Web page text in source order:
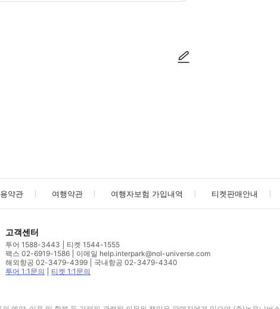
약관 여행약관 여행자보험 가입내역 티켓판매안내
고객센터
투어 1588-3443
티켓 1544-1555
팩스 02-6919-1586
이메일 help.interpark@nol-universe.com
해외항공 02-3479-4399
국내항공 02-3479-4340
투어 1:1문의
티켓 1:1문의